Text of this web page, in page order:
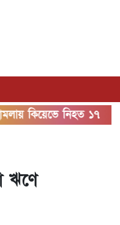
কিয়েভে নিহত ১৭
ঋণে